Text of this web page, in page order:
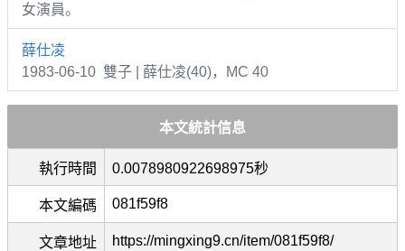
女演員。
薛仕凌
1983-06-10 雙子 | 薛仕凌(40)，MC 40
本文統計信息
執行時間 0.0078980922698975秒
本文編碼 081f59f8
文章地址 https://mingxing9.cn/item/081f59f8/